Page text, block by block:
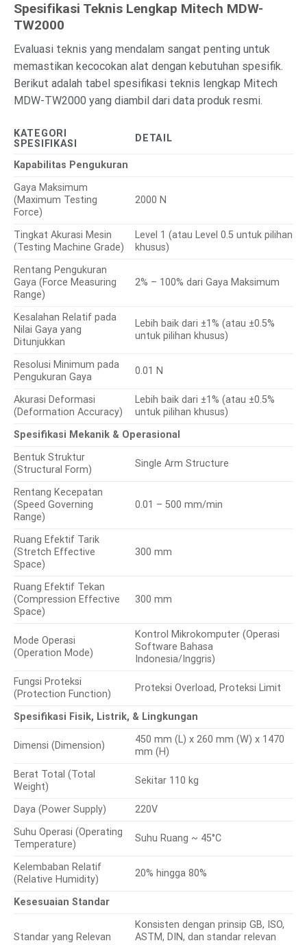
Spesifikasi Teknis Lengkap Mitech MDW-
TW2000
Evaluasi teknis yang mendalam sangat penting untuk
memastikan kecocokan alat dengan kebutuhan spesifik.
Berikut adalah tabel spesifikasi teknis lengkap Mitech
MDW-TW2000 yang diambil dari data produk resmi.
KATEGORI
SPESIFIKASI
DETAIL
Kapabilitas Pengukuran
Gaya Maksimum
(Maximum Testing
Force)
2000 N
Tingkat Akurasi Mesin
(Testing Machine Grade)
Level 1 (atau Level 0.5 untuk pilihan
khusus)
Rentang Pengukuran
Gaya (Force Measuring
Range)
2% – 100% dari Gaya Maksimum
Kesalahan Relatif pada
Nilai Gaya yang
Ditunjukkan
Lebih baik dari ±1% (atau ±0.5%
untuk pilihan khusus)
Resolusi Minimum pada
Pengukuran Gaya
0.01 N
Akurasi Deformasi
(Deformation Accuracy)
Lebih baik dari ±1% (atau ±0.5%
untuk pilihan khusus)
Spesifikasi Mekanik & Operasional
Bentuk Struktur
(Structural Form)
Single Arm Structure
Rentang Kecepatan
(Speed Governing
Range)
0.01 – 500 mm/min
Ruang Efektif Tarik
(Stretch Effective
Space)
300 mm
Ruang Efektif Tekan
(Compression Effective
Space)
300 mm
Mode Operasi
(Operation Mode)
Kontrol Mikrokomputer (Operasi
Software Bahasa
Indonesia/Inggris)
Fungsi Proteksi
(Protection Function)
Proteksi Overload, Proteksi Limit
Spesifikasi Fisik, Listrik, & Lingkungan
Dimensi (Dimension)
450 mm (L) x 260 mm (W) x 1470
mm (H)
Berat Total (Total
Weight)
Sekitar 110 kg
Daya (Power Supply)
220V
Suhu Operasi (Operating
Temperature)
Suhu Ruang ~ 45°C
Kelembaban Relatif
(Relative Humidity)
20% hingga 80%
Kesesuaian Standar
Standar yang Relevan
Konsisten dengan prinsip GB, ISO,
ASTM, DIN, dan standar relevan